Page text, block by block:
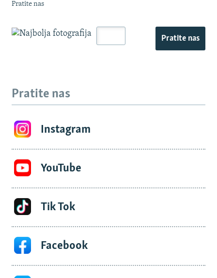
Pratite nas
Pratite nas
Pratite nas
Instagram
YouTube
Tik Tok
Facebook